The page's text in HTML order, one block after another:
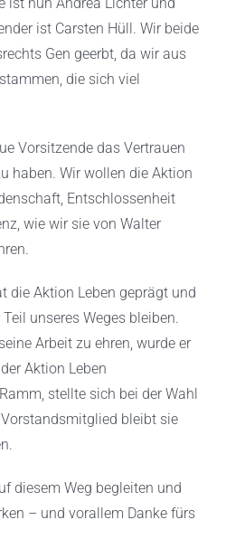
ist Carsten Hüll. Wir beide
Gen geerbt, da wir aus
die sich viel
Vorsitzende das Vertrauen
haben. Wir wollen die Aktion
Entschlossenheit
wie wir sie von Walter
die Aktion Leben geprägt und
unseres Weges bleiben.
Arbeit zu ehren, wurde er
Aktion Leben
stellte sich bei der Wahl
bleibt sie
diesem Weg begleiten und
– und vorallem Danke fürs